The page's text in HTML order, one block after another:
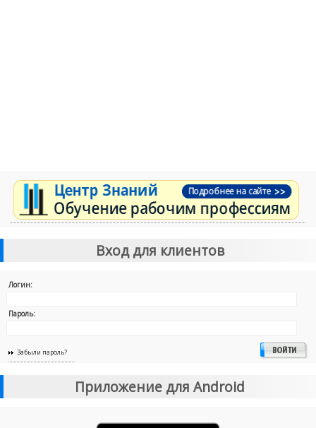
Вход для клиентов
Логин:
Пароль:
Забыли пароль?
Приложение для Android